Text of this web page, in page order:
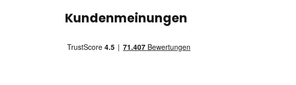
Kundenmeinungen